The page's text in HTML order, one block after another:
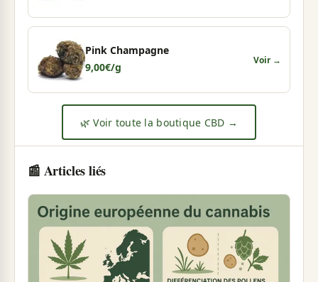
Pink Champagne
9,00€/g
Voir →
🌿 Voir toute la boutique CBD →
📰 Articles liés